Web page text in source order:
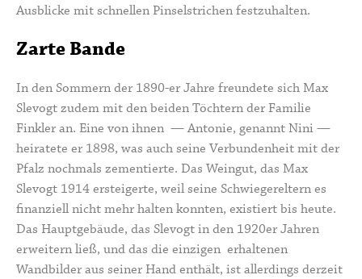
Ausblicke mit schnellen Pinselstrichen festzuhalten.
Zarte Bande
In den Sommern der 1890-er Jahre freundete sich Max
Slevogt zudem mit den beiden Töchtern der Familie
Finkler an. Eine von ihnen —Antonie, genannt Nini—
heiratete er 1898, was auch seine Verbundenheit mit der
Pfalz nochmals zementierte. Das Weingut, das Max
Slevogt 1914 ersteigerte, weil seine Schwiegereltern es
finanziell nicht mehr halten konnten, existiert bis heute.
Das Hauptgebäude, das Slevogt in den 1920er Jahren
erweitern ließ, und das die einzigen erhaltenen
Wandbilder aus seiner Hand enthält, ist allerdings derzeit